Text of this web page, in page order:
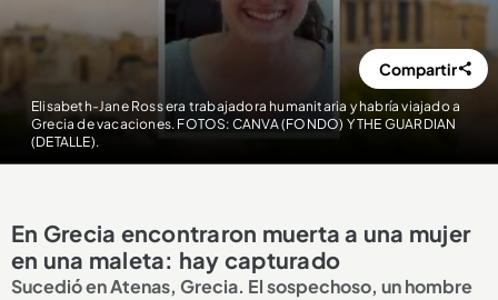
Elisabeth-Jane Ross era trabajadora humanitaria y habría viajado a
Grecia de vacaciones. FOTOS: CANVA (FONDO) Y THE GUARDIAN
(DETALLE).
Compartir
En Grecia encontraron muerta a una mujer
en una maleta: hay capturado
Sucedió en Atenas, Grecia. El sospechoso, un hombre